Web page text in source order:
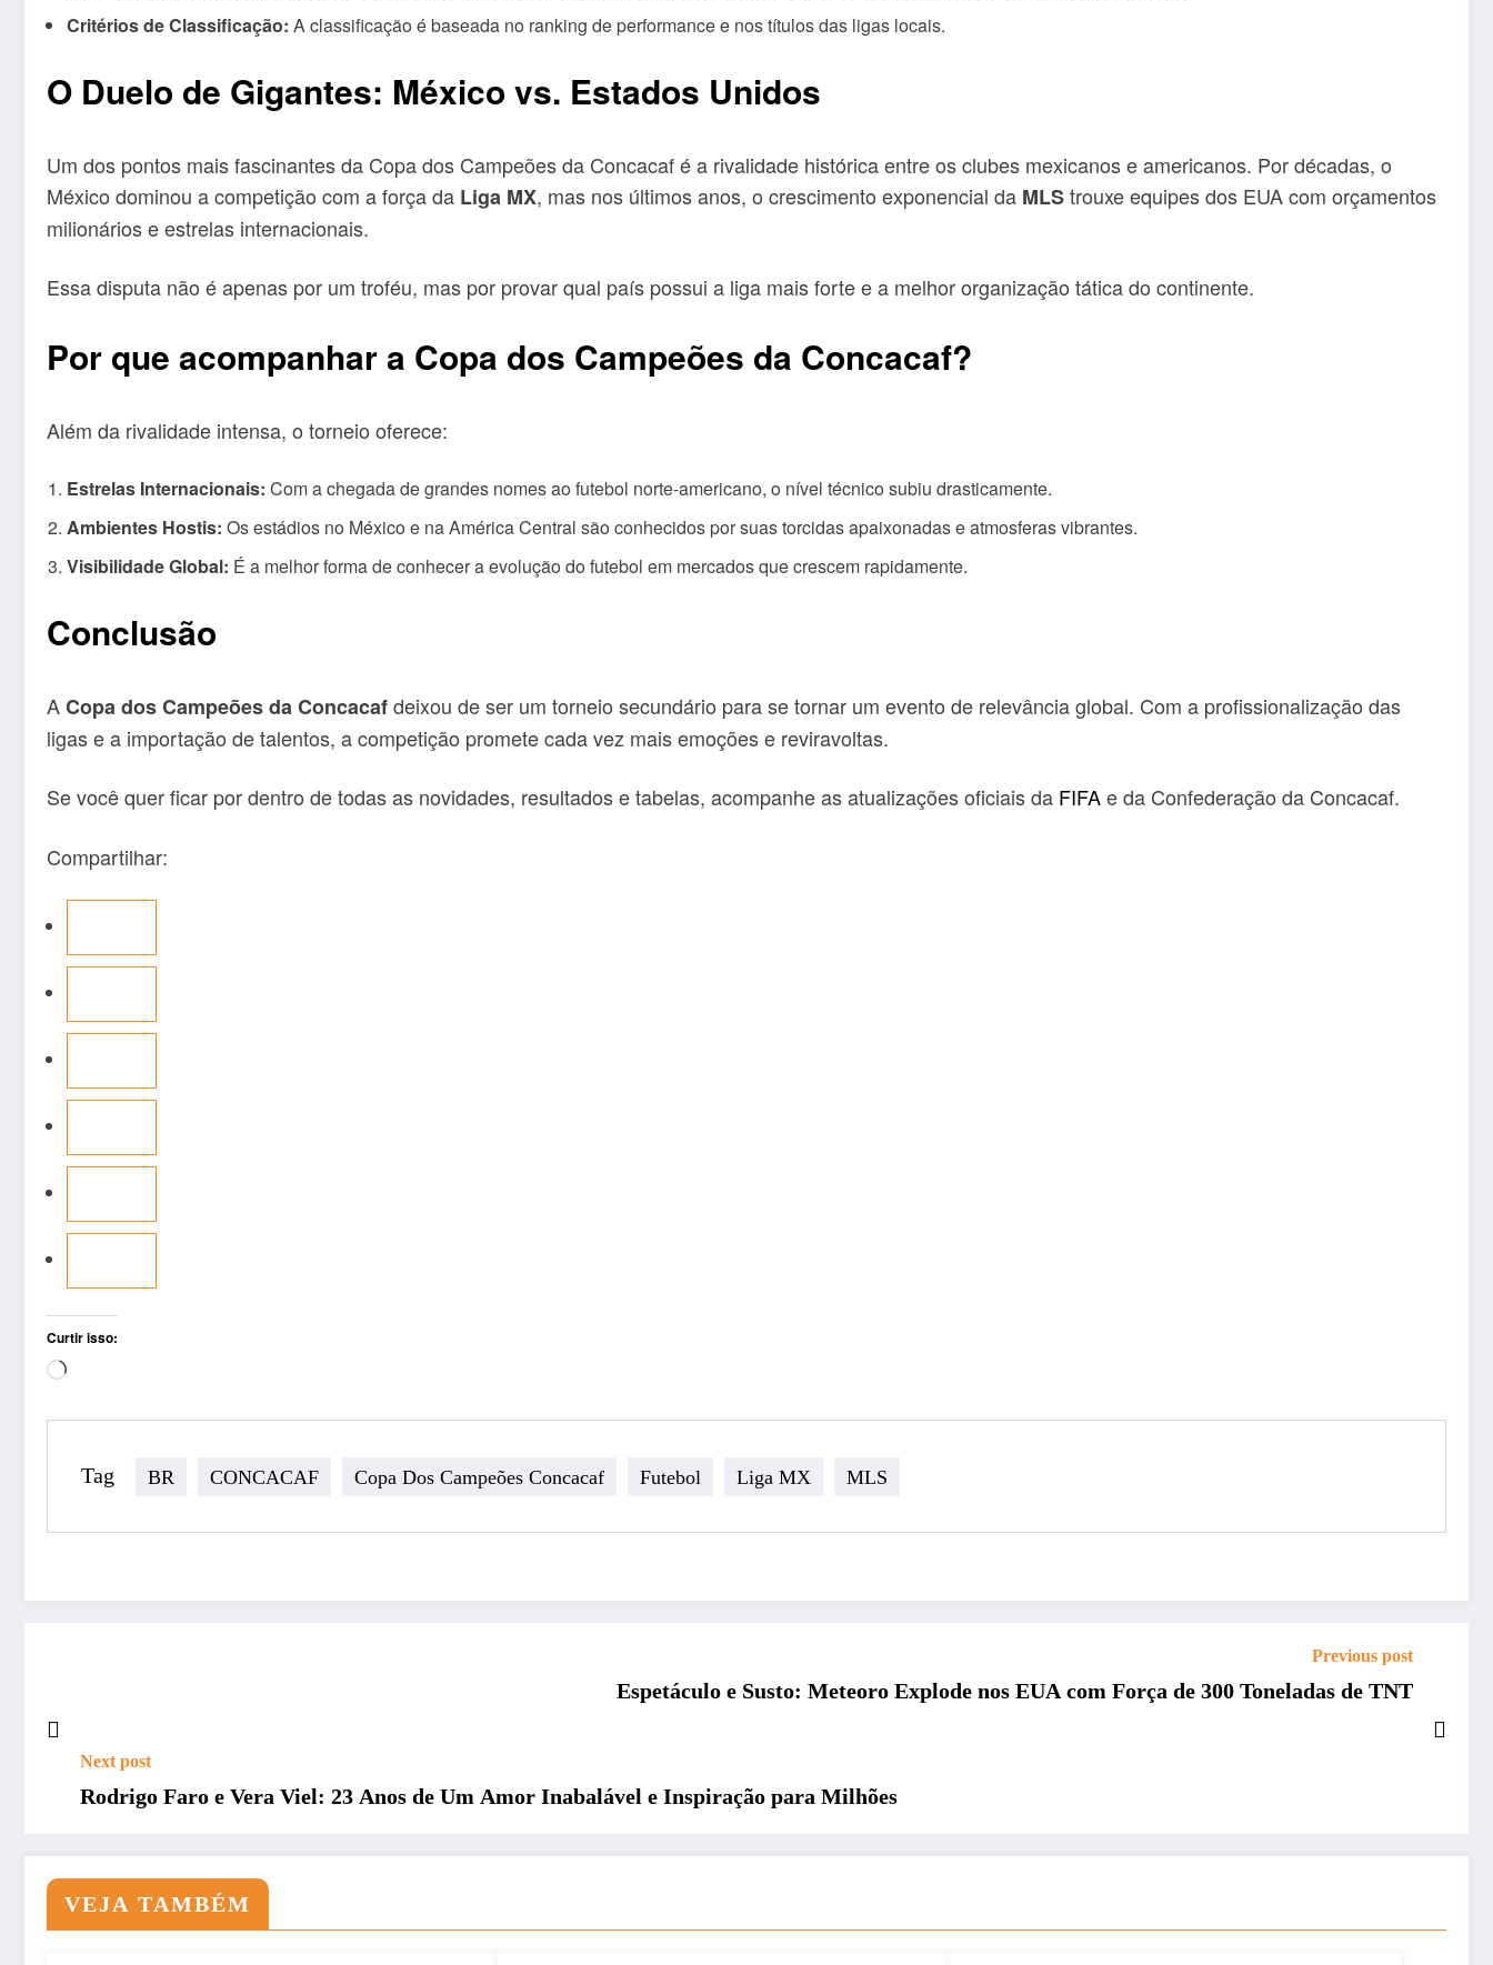
Critérios de Classificação: A classificação é baseada no ranking de performance e nos títulos das ligas locais.
O Duelo de Gigantes: México vs. Estados Unidos
Um dos pontos mais fascinantes da Copa dos Campeões da Concacaf é a rivalidade histórica entre os clubes mexicanos e americanos. Por décadas, o
México dominou a competição com a força da Liga MX, mas nos últimos anos, o crescimento exponencial da MLStrouxe equipes dos EUA com orçamentos
milionários e estrelas internacionais.
Essa disputa não é apenas por um troféu, mas por provar qual país possui a liga mais forte e a melhor organização tática do continente.
Por que acompanhar a Copa dos Campeões da Concacaf?
Além da rivalidade intensa, o torneio oferece:
Estrelas Internacionais: Com a chegada de grandes nomes ao futebol norte-americano, o nível técnico subiu drasticamente.
Ambientes Hostis: Os estádios no México e na América Central são conhecidos por suas torcidas apaixonadas e atmosferas vibrantes.
Visibilidade Global: É a melhor forma de conhecer a evolução do futebol em mercados que crescem rapidamente.
Conclusão
ACopa dos Campeões da Concacafdeixou de ser um torneio secundário para se tornar um evento de relevância global. Com a profissionalização das
ligas e a importação de talentos, a competição promete cada vez mais emoções e reviravoltas.
Se você quer ficar por dentro de todas as novidades, resultados e tabelas, acompanhe as atualizações oficiais da FIFAe da Confederação da Concacaf.
Compartilhar:
Curtir isso:
Carregando...
Tag BR CONCACAF Copa Dos Campeões Concacaf Futebol Liga MX MLS
Previous post
Espetáculo e Susto: Meteoro Explode nos EUA com Força de 300 Toneladas de TNT
Next post
Rodrigo Faro e Vera Viel: 23 Anos de Um Amor Inabalável e Inspiração para Milhões
VEJA TAMBÉM